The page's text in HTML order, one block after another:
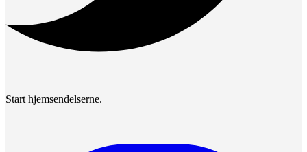
Start hjemsendelserne.